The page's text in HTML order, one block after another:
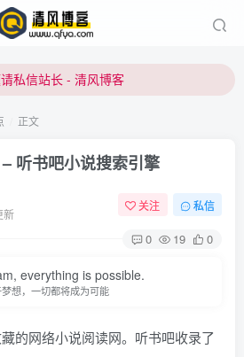
私信站长 - 清风博客
私信站长 - 清风博客
正文
听书吧小说搜索引擎
新
关注 私信
0 19 0
everything is possible.
想，一切都将成为可能
的网络小说阅读网。听书吧收录了